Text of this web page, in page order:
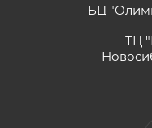
БЦ
ТЦ